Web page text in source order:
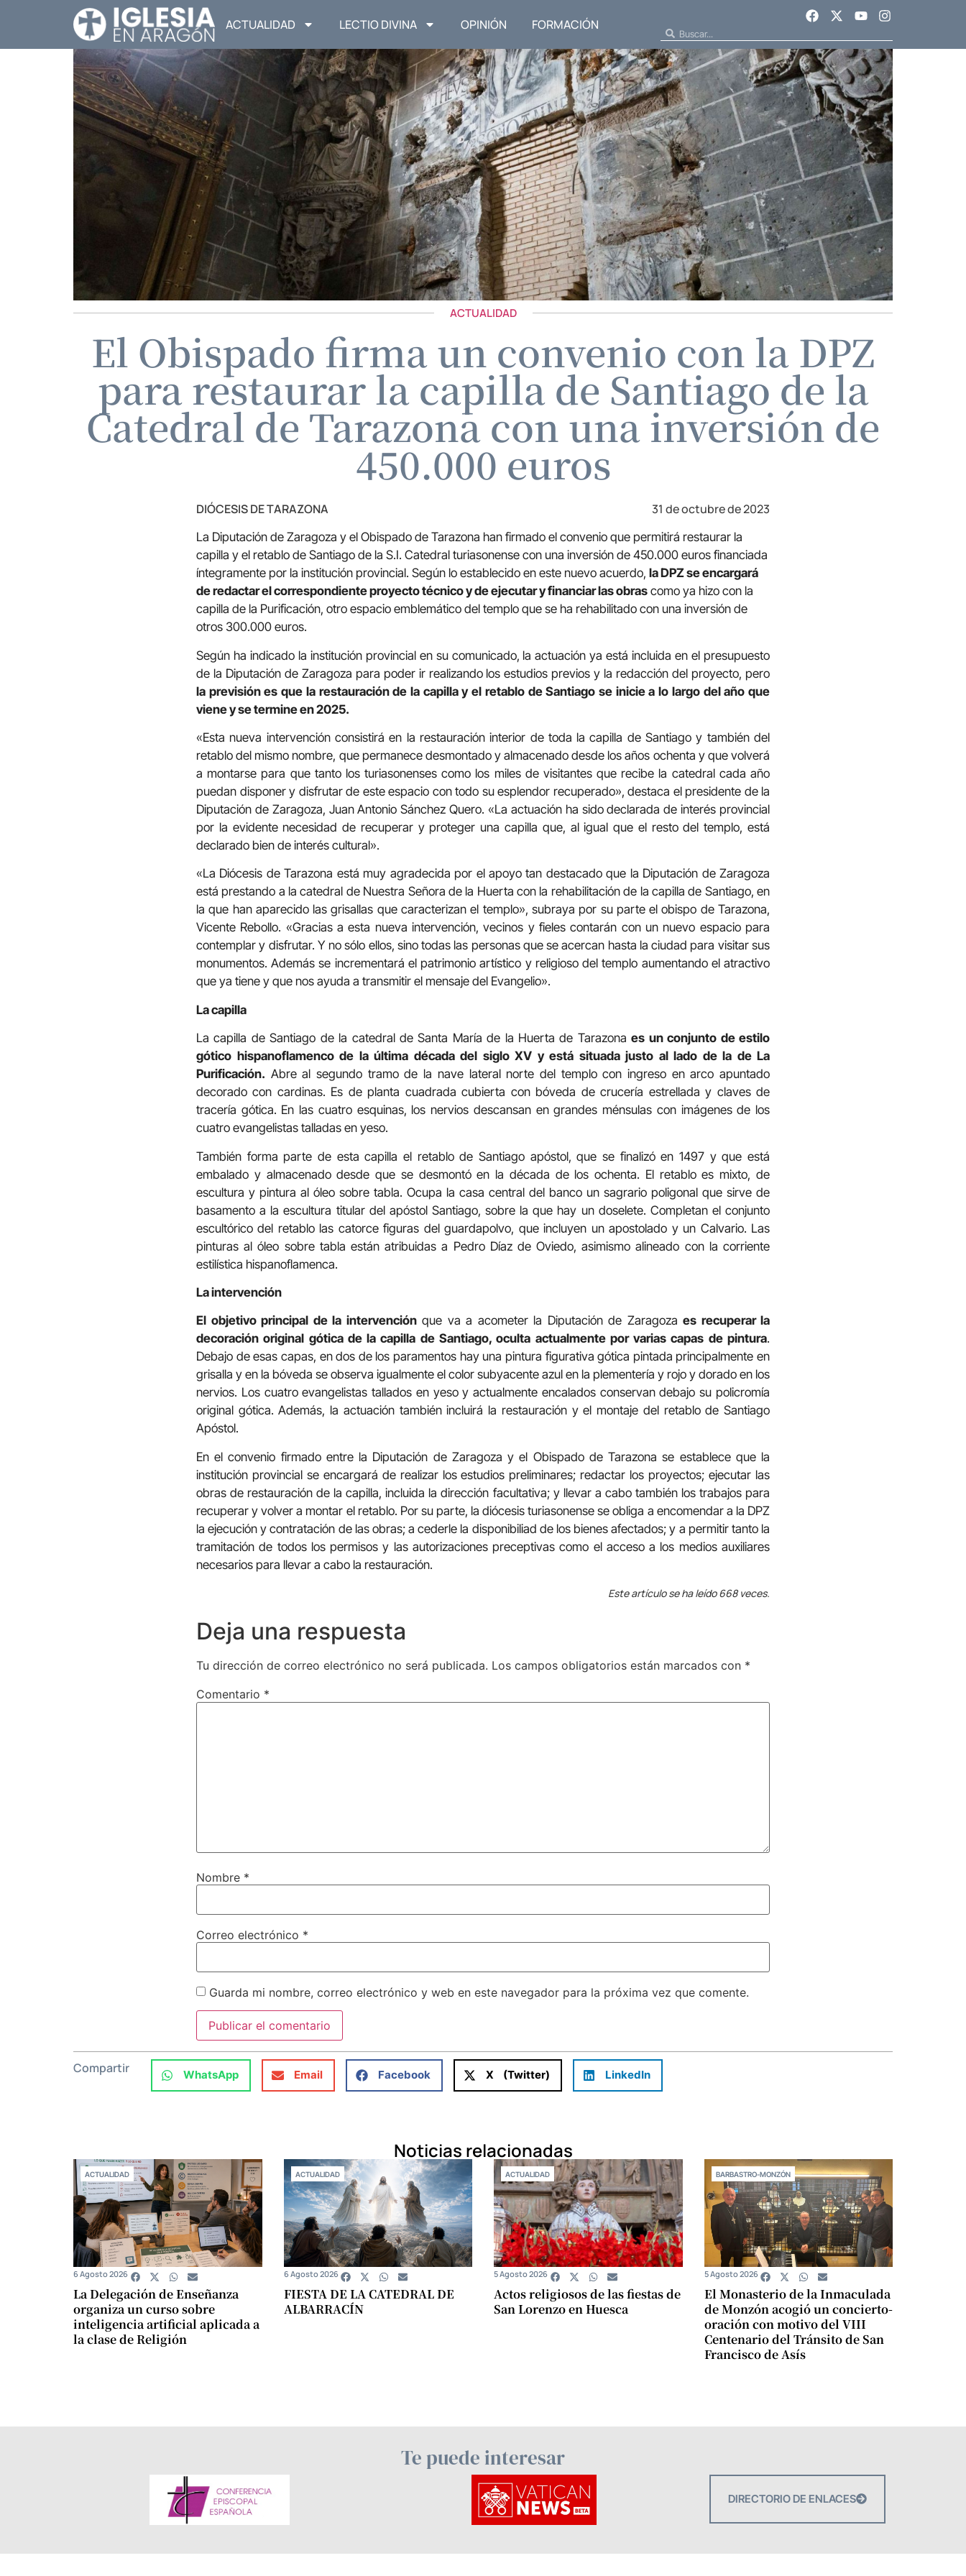
ACTUALIDAD LECTIO DIVINA OPINIÓN FORMACIÓN
ACTUALIDAD
El Obispado firma un convenio con la DPZ
para restaurar la capilla de Santiago de la
Catedral de Tarazona con una inversión de
450.000 euros
DIÓCESIS DE TARAZONA 31 de octubre de 2023
La Diputación de Zaragoza y el Obispado de Tarazona han firmado el convenio que permitirá restaurar la
capilla y el retablo de Santiago de la S.I. Catedral turiasonense con una inversión de 450.000 euros financiada
íntegramente por la institución provincial. Según lo establecido en este nuevo acuerdo, la DPZ se encargará
de redactar el correspondiente proyecto técnico y de ejecutar y financiar las obras como ya hizo con la
capilla de la Purificación, otro espacio emblemático del templo que se ha rehabilitado con una inversión de
otros 300.000 euros.
Según ha indicado la institución provincial en su comunicado, la actuación ya está incluida en el presupuesto
de la Diputación de Zaragoza para poder ir realizando los estudios previos y la redacción del proyecto, pero
la previsión es que la restauración de la capilla y el retablo de Santiago se inicie a lo largo del año que
viene y se termine en 2025.
«Esta nueva intervención consistirá en la restauración interior de toda la capilla de Santiago y también del
retablo del mismo nombre, que permanece desmontado y almacenado desde los años ochenta y que volverá
a montarse para que tanto los turiasonenses como los miles de visitantes que recibe la catedral cada año
puedan disponer y disfrutar de este espacio con todo su esplendor recuperado», destaca el presidente de la
Diputación de Zaragoza, Juan Antonio Sánchez Quero. «La actuación ha sido declarada de interés provincial
por la evidente necesidad de recuperar y proteger una capilla que, al igual que el resto del templo, está
declarado bien de interés cultural».
«La Diócesis de Tarazona está muy agradecida por el apoyo tan destacado que la Diputación de Zaragoza
está prestando a la catedral de Nuestra Señora de la Huerta con la rehabilitación de la capilla de Santiago, en
la que han aparecido las grisallas que caracterizan el templo», subraya por su parte el obispo de Tarazona,
Vicente Rebollo. «Gracias a esta nueva intervención, vecinos y fieles contarán con un nuevo espacio para
contemplar y disfrutar. Y no sólo ellos, sino todas las personas que se acercan hasta la ciudad para visitar sus
monumentos. Además se incrementará el patrimonio artístico y religioso del templo aumentando el atractivo
que ya tiene y que nos ayuda a transmitir el mensaje del Evangelio».
La capilla
La capilla de Santiago de la catedral de Santa María de la Huerta de Tarazonaes un conjunto de estilo
gótico hispanoflamenco de la última década del siglo XV y está situada justo al lado de la de La
Purificación. Abre al segundo tramo de la nave lateral norte del templo con ingreso en arco apuntado
decorado con cardinas. Es de planta cuadrada cubierta con bóveda de crucería estrellada y claves de
tracería gótica. En las cuatro esquinas, los nervios descansan en grandes ménsulas con imágenes de los
cuatro evangelistas talladas en yeso.
También forma parte de esta capilla el retablo de Santiago apóstol, que se finalizó en 1497 y que está
embalado y almacenado desde que se desmontó en la década de los ochenta. El retablo es mixto, de
escultura y pintura al óleo sobre tabla. Ocupa la casa central del banco un sagrario poligonal que sirve de
basamento a la escultura titular del apóstol Santiago, sobre la que hay un doselete. Completan el conjunto
escultórico del retablo las catorce figuras del guardapolvo, que incluyen un apostolado y un Calvario. Las
pinturas al óleo sobre tabla están atribuidas a Pedro Díaz de Oviedo, asimismo alineado con la corriente
estilística hispanoflamenca.
La intervención
El objetivo principal de la intervenciónque va a acometer la Diputación de Zaragoza es recuperar la
decoración original gótica de la capilla de Santiago, oculta actualmente por varias capas de pintura.
Debajo de esas capas, en dos de los paramentos hay una pintura figurativa gótica pintada principalmente en
grisalla y en la bóveda se observa igualmente el color subyacente azul en la plementería y rojo y dorado en los
nervios. Los cuatro evangelistas tallados en yeso y actualmente encalados conservan debajo su policromía
original gótica. Además, la actuación también incluirá la restauración y el montaje del retablo de Santiago
Apóstol.
En el convenio firmado entre la Diputación de Zaragoza y el Obispado de Tarazona se establece que la
institución provincial se encargará de realizar los estudios preliminares; redactar los proyectos; ejecutar las
obras de restauración de la capilla, incluida la dirección facultativa; y llevar a cabo también los trabajos para
recuperar y volver a montar el retablo. Por su parte, la diócesis turiasonense se obliga a encomendar a la DPZ
la ejecución y contratación de las obras; a cederle la disponibiliad de los bienes afectados; y a permitir tanto la
tramitación de todos los permisos y las autorizaciones preceptivas como el acceso a los medios auxiliares
necesarios para llevar a cabo la restauración.
Este artículo se ha leído 668 veces.
Deja una respuesta
Tu dirección de correo electrónico no será publicada. Los campos obligatorios están marcados con *
Comentario *
Nombre *
Correo electrónico *
Guarda mi nombre, correo electrónico y web en este navegador para la próxima vez que comente.
Compartir WhatsApp Email Facebook X (Twitter) LinkedIn
Noticias relacionadas
ACTUALIDAD
La Delegación de Enseñanza
organiza un curso sobre
inteligencia artificial aplicada a
la clase de Religión
6 Agosto 2026
ACTUALIDAD
FIESTA DE LA CATEDRAL DE
ALBARRACÍN
6 Agosto 2026
ACTUALIDAD
Actos religiosos de las fiestas de
San Lorenzo en Huesca
5 Agosto 2026
BARBASTRO-MONZÓN
El Monasterio de la Inmaculada
de Monzón acogió un concierto-
oración con motivo del VIII
Centenario del Tránsito de San
Francisco de Asís
5 Agosto 2026
Te puede interesar
DIRECTORIO DE ENLACES